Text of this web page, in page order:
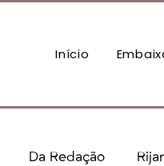
Início
Da Redação